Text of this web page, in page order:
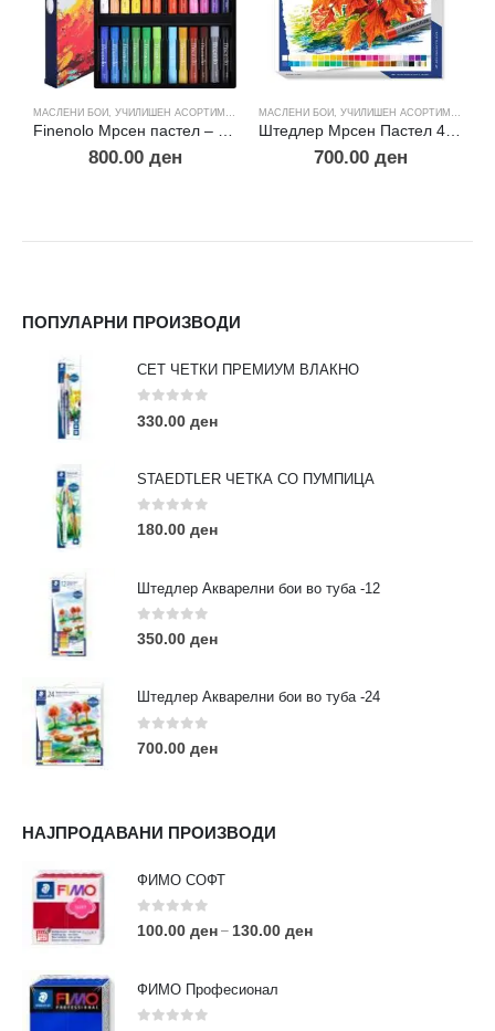
МАСЛЕНИ БОИ , УЧИЛИШЕН АСОРТИМАН
Finenolo Мрсен пастел – EC212-24
800.00 ден
МАСЛЕНИ БОИ , УЧИЛИШЕН АСОРТИМАН
Штедлер Мрсен Пастел 48 pcs. box
700.00 ден
ПОПУЛАРНИ ПРОИЗВОДИ
СЕТ ЧЕТКИ ПРЕМИУМ ВЛАКНО
0 out of 5
330.00 ден
STAEDTLER ЧЕТКА СО ПУМПИЦА
0 out of 5
180.00 ден
Штедлер Акварелни бои во туба -12
0out of 5
350.00 ден
Штедлер Акварелни бои во туба -24
0out of 5
700.00 ден
НАЈПРОДАВАНИ ПРОИЗВОДИ
ФИМО СОФТ
0 out of 5
100.00 ден – 130.00 ден
ФИМО Професионал